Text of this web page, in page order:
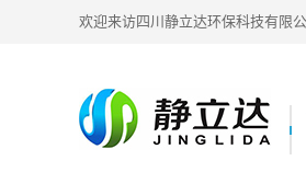
欢迎来访四川静立达环保科技有限公